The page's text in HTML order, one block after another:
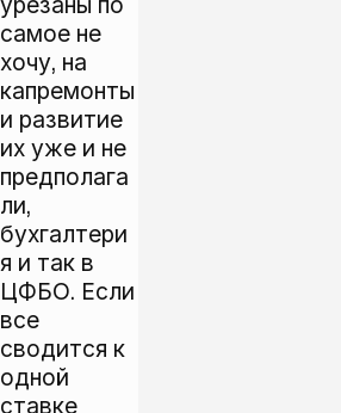
самое не
хочу, на
капремонты
и развитие
их уже и не
предполага
ли,
бухгалтери
я и так в
ЦФБО. Если
все
сводится к
одной
ставке